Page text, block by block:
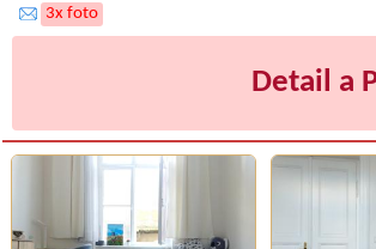
3x foto
Detail a